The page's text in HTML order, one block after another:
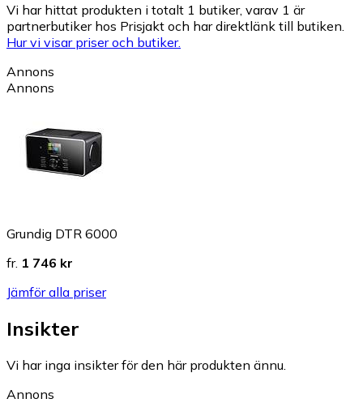
Vi har hittat produkten i totalt 1 butiker, varav 1 är
partnerbutiker hos Prisjakt och har direktlänk till butiken.
Hur vi visar priser och butiker.
Annons
Annons
Grundig DTR 6000
fr. 1 746 kr
Jämför alla priser
Insikter
Vi har inga insikter för den här produkten ännu.
Annons